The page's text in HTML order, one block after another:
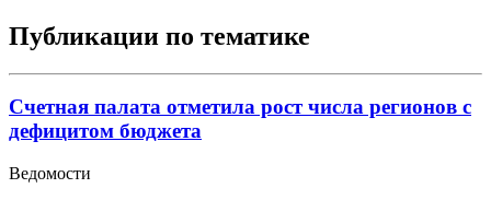
Публикации по тематике
Счетная палата отметила рост числа регионов с
дефицитом бюджета
Ведомости